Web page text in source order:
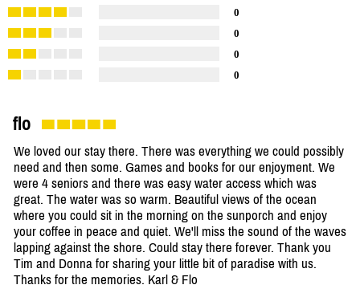
0
0
0
0
flo
We loved our stay there. There was everything we could possibly
need and then some. Games and books for our enjoyment. We
were 4 seniors and there was easy water access which was
great. The water was so warm. Beautiful views of the ocean
where you could sit in the morning on the sunporch and enjoy
your coffee in peace and quiet. We'll miss the sound of the waves
lapping against the shore. Could stay there forever. Thank you
Tim and Donna for sharing your little bit of paradise with us.
Thanks for the memories. Karl & Flo